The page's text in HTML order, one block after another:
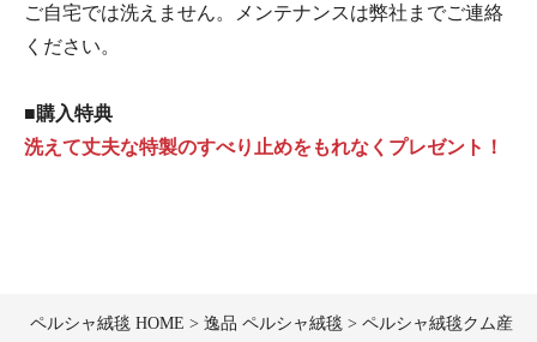
ご自宅では洗えません。メンテナンスは弊社までご連絡
ください。
■購入特典
洗えて丈夫な特製のすべり止めをもれなくプレゼント！
ペルシャ絨毯 HOME 逸品 ペルシャ絨毯 ペルシャ絨毯クム産ザ